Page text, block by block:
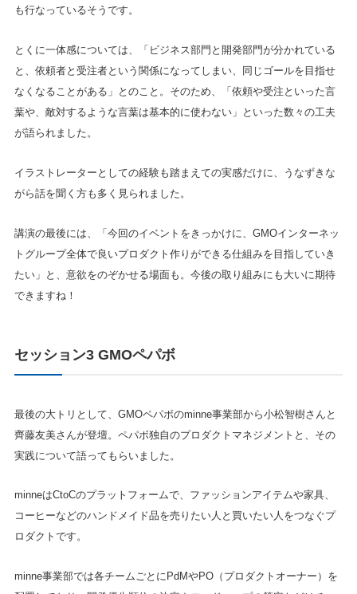
も行なっているそうです。
とくに一体感については、「ビジネス部門と開発部門が分かれている
と、依頼者と受注者という関係になってしまい、同じゴールを目指せ
なくなることがある」とのこと。そのため、「依頼や受注といった言
葉や、敵対するような言葉は基本的に使わない」といった数々の工夫
が語られました。
イラストレーターとしての経験も踏まえての実感だけに、うなずきな
がら話を聞く方も多く見られました。
講演の最後には、「今回のイベントをきっかけに、GMOインターネッ
トグループ全体で良いプロダクト作りができる仕組みを目指していき
たい」と、意欲をのぞかせる場面も。今後の取り組みにも大いに期待
できますね！
セッション3 GMOペパボ
最後の大トリとして、GMOペパボのminne事業部から小松智樹さんと
齊藤友美さんが登壇。ペパボ独自のプロダクトマネジメントと、その
実践について語ってもらいました。
minneはCtoCのプラットフォームで、ファッションアイテムや家具、
コーヒーなどのハンドメイド品を売りたい人と買いたい人をつなぐプ
ロダクトです。
minne事業部では各チームごとにPdMやPO（プロダクトオーナー）を